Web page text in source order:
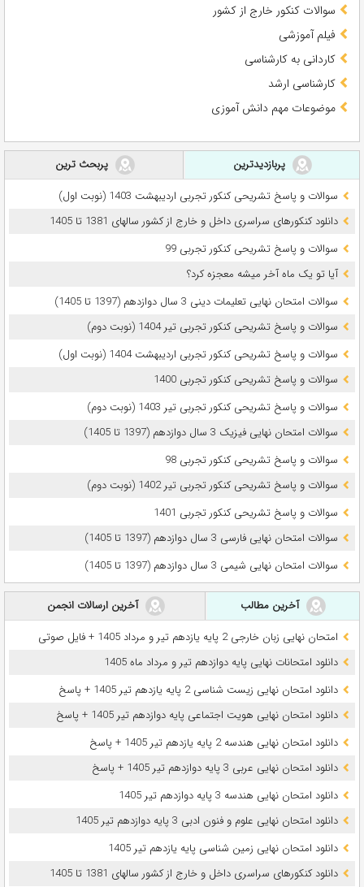
سوالات کنکور خارج از کشور
فیلم آموزشی
کاردانی به کارشناسی
کارشناسی ارشد
موضوعات مهم دانش آموزی
پربازدیدترین
پربحث ترین
سوالات و پاسخ تشریحی کنکور تجربی اردیبهشت 1403 (نوبت اول)
دانلود کنکورهای سراسری داخل و خارج از کشور سالهای 1381 تا 1405
سوالات و پاسخ تشریحی کنکور تجربی 99
آیا تو یک ماه آخر میشه معجزه کرد؟
سوالات امتحان نهایی تعلیمات دینی 3 سال دوازدهم (1397 تا 1405)
سوالات و پاسخ تشریحی کنکور تجربی تیر 1404 (نوبت دوم)
سوالات و پاسخ تشریحی کنکور تجربی اردیبهشت 1404 (نوبت اول)
سوالات و پاسخ تشریحی کنکور تجربی 1400
سوالات و پاسخ تشریحی کنکور تجربی تیر 1403 (نوبت دوم)
سوالات امتحان نهایی فیزیک 3 سال دوازدهم (1397 تا 1405)
سوالات و پاسخ تشریحی کنکور تجربی 98
سوالات و پاسخ تشریحی کنکور تجربی تیر 1402 (نوبت دوم)
سوالات و پاسخ تشریحی کنکور تجربی 1401
سوالات امتحان نهایی فارسی 3 سال دوازدهم (1397 تا 1405)
سوالات امتحان نهایی شیمی 3 سال دوازدهم (1397 تا 1405)
آخرین مطالب
آخرین ارسالات انجمن
امتحان نهایی زبان خارجی 2 پایه یازدهم تیر و مرداد 1405 + فایل صوتی
دانلود امتحانات نهایی پایه دوازدهم تیر و مرداد ماه 1405
دانلود امتحان نهایی زیست شناسی 2 پایه یازدهم تیر 1405 + پاسخ
دانلود امتحان نهایی هویت اجتماعی پایه دوازدهم تیر 1405 + پاسخ
دانلود امتحان نهایی هندسه 2 پایه یازدهم تیر 1405 + پاسخ
دانلود امتحان نهایی عربی 3 پایه دوازدهم تیر 1405 + پاسخ
دانلود امتحان نهایی هندسه 3 پایه دوازدهم تیر 1405
دانلود امتحان نهایی علوم و فنون ادبی 3 پایه دوازدهم تیر 1405
دانلود امتحان نهایی زمین شناسی پایه یازدهم تیر 1405
دانلود کنکورهای سراسری داخل و خارج از کشور سالهای 1381 تا 1405